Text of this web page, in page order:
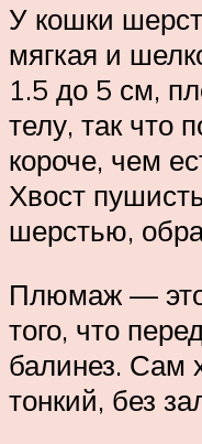
У кошки
мягкая и
1.5 до 5 см,
телу, так что
короче, чем
Хвост
шерстью,
Плюмаж — это
того, что
балинез. Сам
тонкий, без